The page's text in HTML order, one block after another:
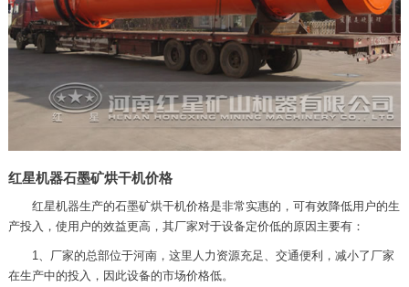
红星机器石墨矿烘干机价格
红星机器生产的石墨矿烘干机价格是非常实惠的，可有效降低用户的生
产投入，使用户的效益更高，其厂家对于设备定价低的原因主要有：
1、厂家的总部位于河南，这里人力资源充足、交通便利，减小了厂家
在生产中的投入，因此设备的市场价格低。